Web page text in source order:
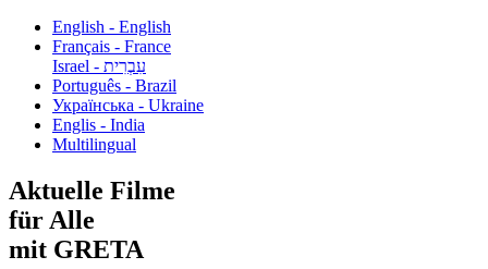
English - English
Français - France
עִבְרִית - Israel
Português - Brazil
Українська - Ukraine
Englis - India
Multilingual
Aktuelle Filme
für Alle
mit GRETA